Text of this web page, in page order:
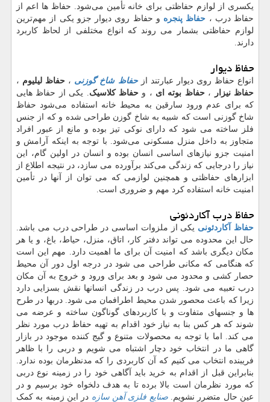
یکسری از لوازم حفاظتی برای خانه تأمین می‌شود. حفاظ‌ ها اعم از
حفاظ درب ، حفاظ پنجره و حفاظ روی دیوار جزو یکی از مهم‌ترین
لوازم حفاظتی بشمار می روند که انواع مختلفی از لحاظ کاربرد
دارند.
حفاظ دیوار
انواع حفاظ روی دیوار عبارتند ازحفاظ شاخ گوزنی ، حفاظ لیلیوم ،
حفاظ نیزار
،حفاظ بوته ای ، وحفاظ کلاسیک . یکی از حفاظ‌ هایی
که برای عدم ورود سارقین به محیط خانه استفاده می‌شود حفاظ
شاخ گوزنی است که شبیه به شاخ گوزن طراحی شده و که از جنس
فلز ساخته می شود که دارای نوکی تیز بوده و مانع از عبور افراد
متجاوز به داخل منزل مسکونی می‌شود. با توجه به اینکه آرامش و
امنیت جزو نیازهای اساسی انسان بوده و انسان در اولین گام، این
نیاز را درجایی که زندگی می‌کند برآورده می سازد، در نتیجه اطلاع از
ابزارهای حفاظتی و همچنین لوازمی که می توان از آنها در تأمین
امنیت خانه استفاده کرد مهم و ضروری است.
حفاظ درب آکاردئونی
حفاظ آکاردئونی یکی از ملزوات اساسی در طراحی درب می باشد.
حال این محدوده می تواند دفتر کار، اتاق، منزل، حیاط، باغ، و یا هر
مکان دیگری باشد که امنیت آن برای ما اهمیت دارد. مهم این است
که هنگامی که مکانی طراحی می شود در درجه اول دور آن محیط
حصار کشی و محدود می شود و بعد برای ورود و خروج به آن مکان
درب تعبیه می شود. پس درب در زندگی انسانها نقش بسزایی دارد
زیرا که باعث محصور شدن محیط اطرافمان می شود. دربها در طرح
ها و جنسهای متفاوت و با کاربردهای گوناگون ساخته و عرضه می
شوند که هر کس بنا به نیاز خود اقدام به تهیه حفاظ درب مورد نظر
می کند. اما با توجه به محصولات متنوع و گیج کننده موجود در بازار
گاهی ما در انتخاب خود دچار اشتباه می شویم و دربی را با ظاهر
فریبنده انتخاب می کنیم که آن کاربردی را که مدنظرمان بوده ندارد.
بنابراین قبل از اقدام به خرید باید آگاهی خود را در زمینه نوع دربی
که مورد نظرمان است بالا برده تا به هدف دلخواه خود برسیم و در
عین حال متضرر نشویم.صنایع فلزی آهن سازه در این زمینه به کمک